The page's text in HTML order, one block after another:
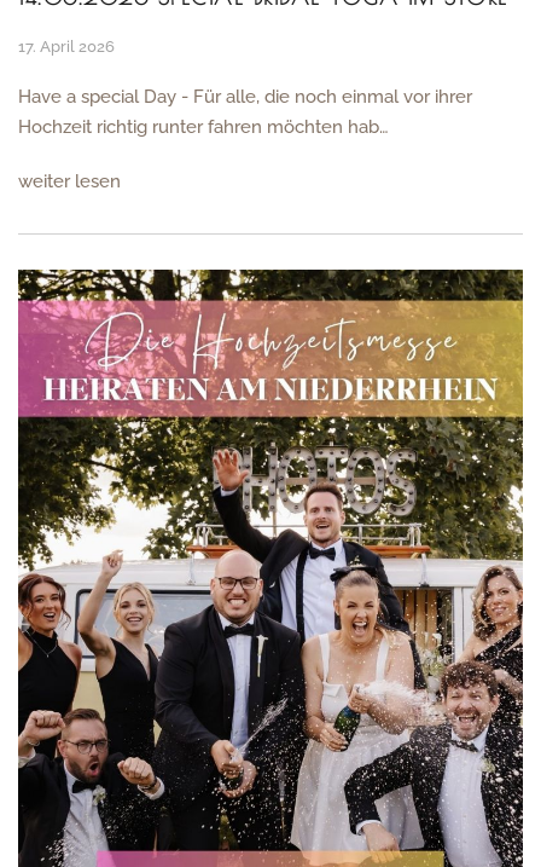
17. April 2026
Have a special Day - Für alle, die noch einmal vor ihrer
Hochzeit richtig runter fahren möchten hab…
weiter lesen